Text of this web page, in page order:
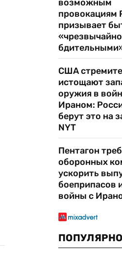
возможным
провокациям
призывает
«чрезвычайно
США
истощают
оружия в
Ираном:
берут это на
NYT
Пентагон
оборонных
ускорить
боеприпасов
войны с